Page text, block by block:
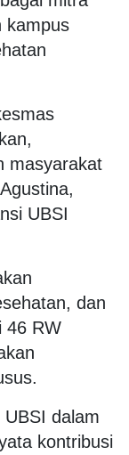
kampus
masyarakat
UBSI
dan
46 RW
dalam
kontribusi